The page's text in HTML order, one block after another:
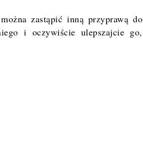
zastąpić inną przyprawą do
i oczywiście ulepszajcie go,